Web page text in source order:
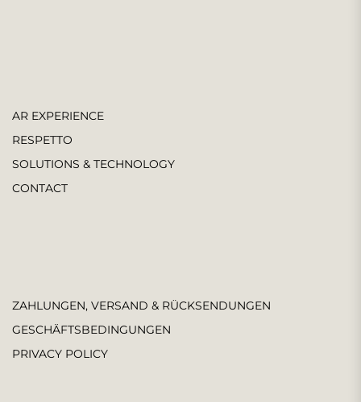
AR EXPERIENCE
RESPETTO
SOLUTIONS & TECHNOLOGY
CONTACT
ZAHLUNGEN, VERSAND & RÜCKSENDUNGEN
GESCHÄFTSBEDINGUNGEN
PRIVACY POLICY